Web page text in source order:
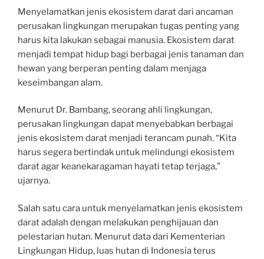
Menyelamatkan jenis ekosistem darat dari ancaman
perusakan lingkungan merupakan tugas penting yang
harus kita lakukan sebagai manusia. Ekosistem darat
menjadi tempat hidup bagi berbagai jenis tanaman dan
hewan yang berperan penting dalam menjaga
keseimbangan alam.
Menurut Dr. Bambang, seorang ahli lingkungan,
perusakan lingkungan dapat menyebabkan berbagai
jenis ekosistem darat menjadi terancam punah. “Kita
harus segera bertindak untuk melindungi ekosistem
darat agar keanekaragaman hayati tetap terjaga,”
ujarnya.
Salah satu cara untuk menyelamatkan jenis ekosistem
darat adalah dengan melakukan penghijauan dan
pelestarian hutan. Menurut data dari Kementerian
Lingkungan Hidup, luas hutan di Indonesia terus